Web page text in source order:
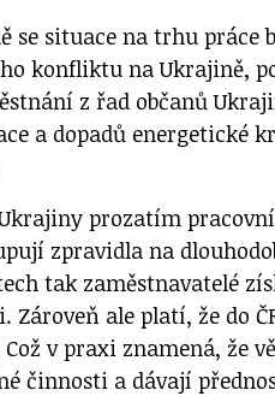
se situace na trhu práce
konfliktu na Ukrajině,
z řad občanů
a dopadů energetické
prozatím
zpravidla na
tak zaměstnavatelé
Zároveň ale platí, že do
v praxi znamená, že
činnosti a dávají